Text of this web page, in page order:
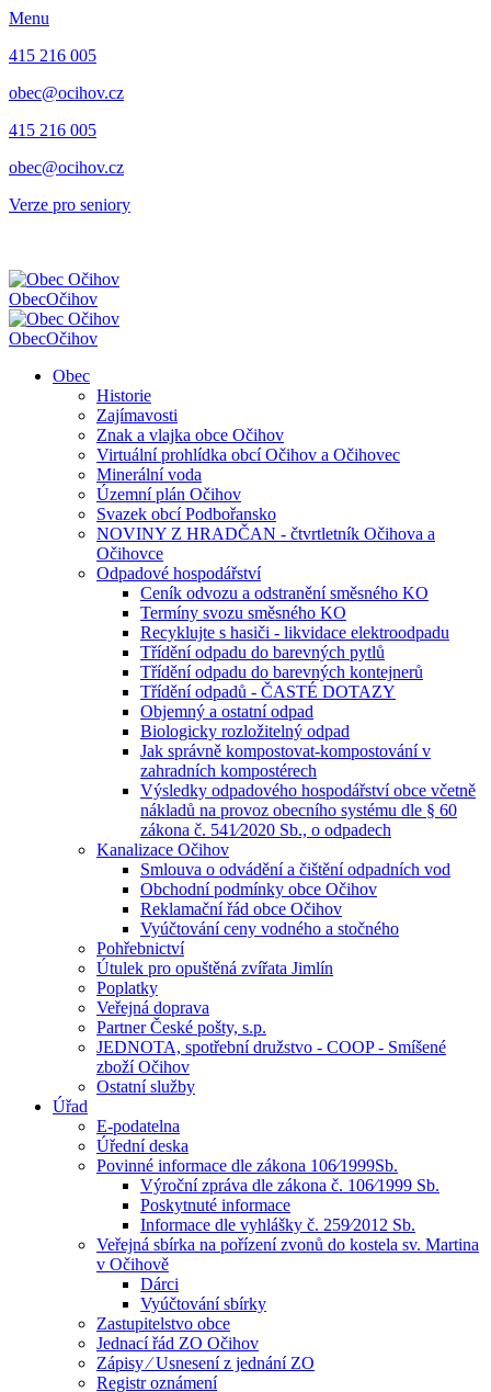
Menu
415 216 005
obec@ocihov.cz
415 216 005
obec@ocihov.cz
Verze pro seniory
ObecOčihov
ObecOčihov
Obec
Historie
Zajímavosti
Znak a vlajka obce Očihov
Virtuální prohlídka obcí Očihov a Očihovec
Minerální voda
Územní plán Očihov
Svazek obcí Podbořansko
NOVINY Z HRADČAN - čtvrtletník Očihova a
Očihovce
Odpadové hospodářství
Ceník odvozu a odstranění směsného KO
Termíny svozu směsného KO
Recyklujte s hasiči - likvidace elektroodpadu
Třídění odpadu do barevných pytlů
Třídění odpadu do barevných kontejnerů
Třídění odpadů - ČASTÉ DOTAZY
Objemný a ostatní odpad
Biologicky rozložitelný odpad
Jak správně kompostovat-kompostování v
zahradních kompostérech
Výsledky odpadového hospodářství obce včetně
nákladů na provoz obecního systému dle § 60
zákona č. 541⁄2020 Sb., o odpadech
Kanalizace Očihov
Smlouva o odvádění a čištění odpadních vod
Obchodní podmínky obce Očihov
Reklamační řád obce Očihov
Vyúčtování ceny vodného a stočného
Pohřebnictví
Útulek pro opuštěná zvířata Jimlín
Poplatky
Veřejná doprava
Partner České pošty, s.p.
JEDNOTA, spotřební družstvo - COOP - Smíšené
zboží Očihov
Ostatní služby
Úřad
E-podatelna
Úřední deska
Povinné informace dle zákona 106⁄1999Sb.
Výroční zpráva dle zákona č. 106⁄1999 Sb.
Poskytnuté informace
Informace dle vyhlášky č. 259⁄2012 Sb.
Veřejná sbírka na pořízení zvonů do kostela sv. Martina
v Očihově
Dárci
Vyúčtování sbírky
Zastupitelstvo obce
Jednací řád ZO Očihov
Zápisy ⁄ Usnesení z jednání ZO
Registr oznámení